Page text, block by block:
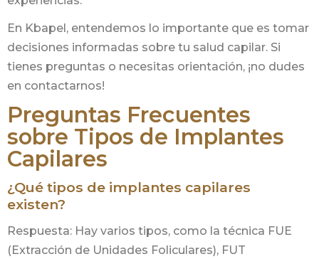
En Kbapel, entendemos lo importante que es tomar
decisiones informadas sobre tu salud capilar. Si
tienes preguntas o necesitas orientación, ¡no dudes
en contactarnos!
Preguntas Frecuentes
sobre Tipos de Implantes
Capilares
¿Qué tipos de implantes capilares
existen?
Respuesta: Hay varios tipos, como la técnica FUE
(Extracción de Unidades Foliculares), FUT